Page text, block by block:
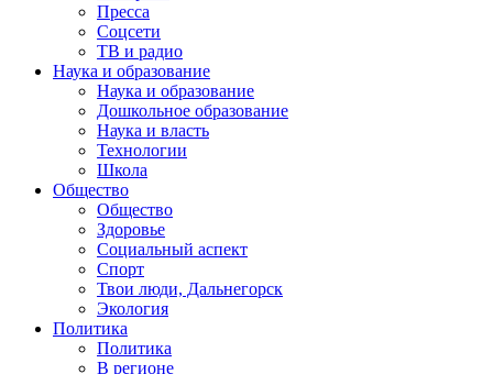
Пресса
Соцсети
ТВ и радио
Наука и образование
Наука и образование
Дошкольное образование
Наука и власть
Технологии
Школа
Общество
Общество
Здоровье
Социальный аспект
Спорт
Твои люди, Дальнегорск
Экология
Политика
Политика
В регионе